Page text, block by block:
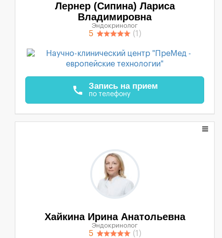
Лернер (Сипина) Лариса
Владимировна
Эндокринолог
5 (1)
call Запись на прием
по телефону
Хайкина Ирина Анатольевна
Эндокринолог
5 (1)